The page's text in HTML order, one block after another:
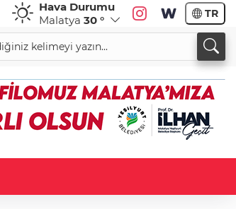
Hava Durumu
Malatya 30 ° TR